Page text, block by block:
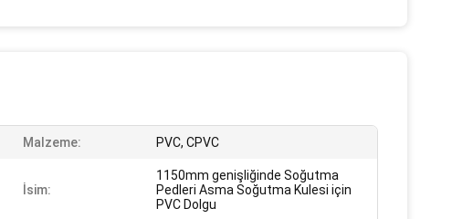
Malzeme: PVC, CPVC
İsim:
1150mm genişliğinde Soğutma
Pedleri Asma Soğutma Kulesi için
PVC Dolgu